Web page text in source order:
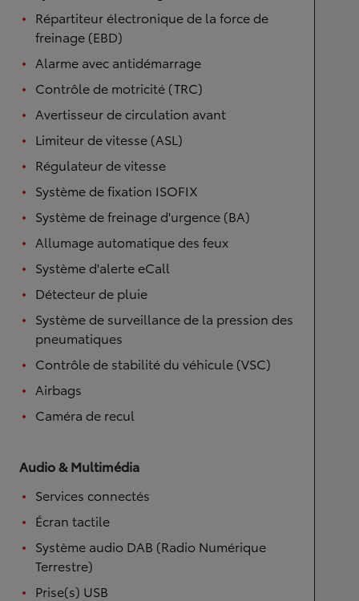
Répartiteur électronique de la force de
freinage (EBD)
Alarme avec antidémarrage
Contrôle de motricité (TRC)
Avertisseur de circulation avant
Limiteur de vitesse (ASL)
Régulateur de vitesse
Système de fixation ISOFIX
Système de freinage d'urgence (BA)
Allumage automatique des feux
Système d'alerte eCall
Détecteur de pluie
Système de surveillance de la pression des
pneumatiques
Contrôle de stabilité du véhicule (VSC)
Airbags
Caméra de recul
Audio & Multimédia
Services connectés
Écran tactile
Système audio DAB (Radio Numérique
Terrestre)
Prise(s) USB